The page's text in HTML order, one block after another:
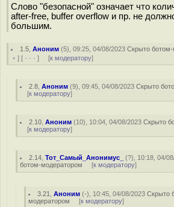
Слово "безопасной" означает что
after-free, buffer overflow и пр. не
большим.
1.5 ,Аноним (5), 09:25, 04/08/2023Скрыто
﹢ ] [ · · · ] [к модератору]
2.8 ,Аноним (9), 09:45, 04/08/2023Скрыто
[к модератору]
2.10 ,Аноним (10), 10:04, 04/08/2023Скрыто
[к модератору]
2.14 ,Тот_Самый_Анонимус_ (?), 10:18, 04/
ботом-модератором [к модератору]
3.21 ,Аноним (-), 10:45, 04/08/2023Скрыто
модератором [к модератору]